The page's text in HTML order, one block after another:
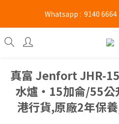
旺角門市營業時間 : (星期一至六
13:00 -
Whatsapp :  9140 6664
旺角門市營業時間 : (星期一至六
13:00 -
真富 Jenfort JHR-
水爐‧15加侖/55
港行貨,原廠2年保